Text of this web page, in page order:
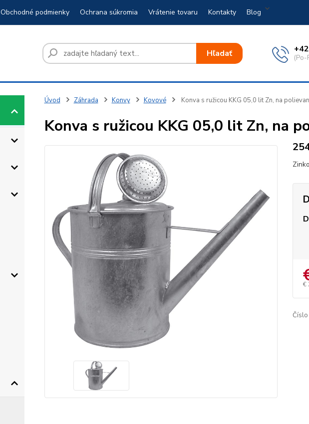
Obchodné podmienky Ochrana súkromia Vrátenie tovaru Kontakty Blog
Hľadať (Po-
Úvod Záhrada Konvy Kovové Konva s ružicou KKG 05,0 lit Zn, na
Konva s ružicou KKG 05,0 lit Zn, na
€